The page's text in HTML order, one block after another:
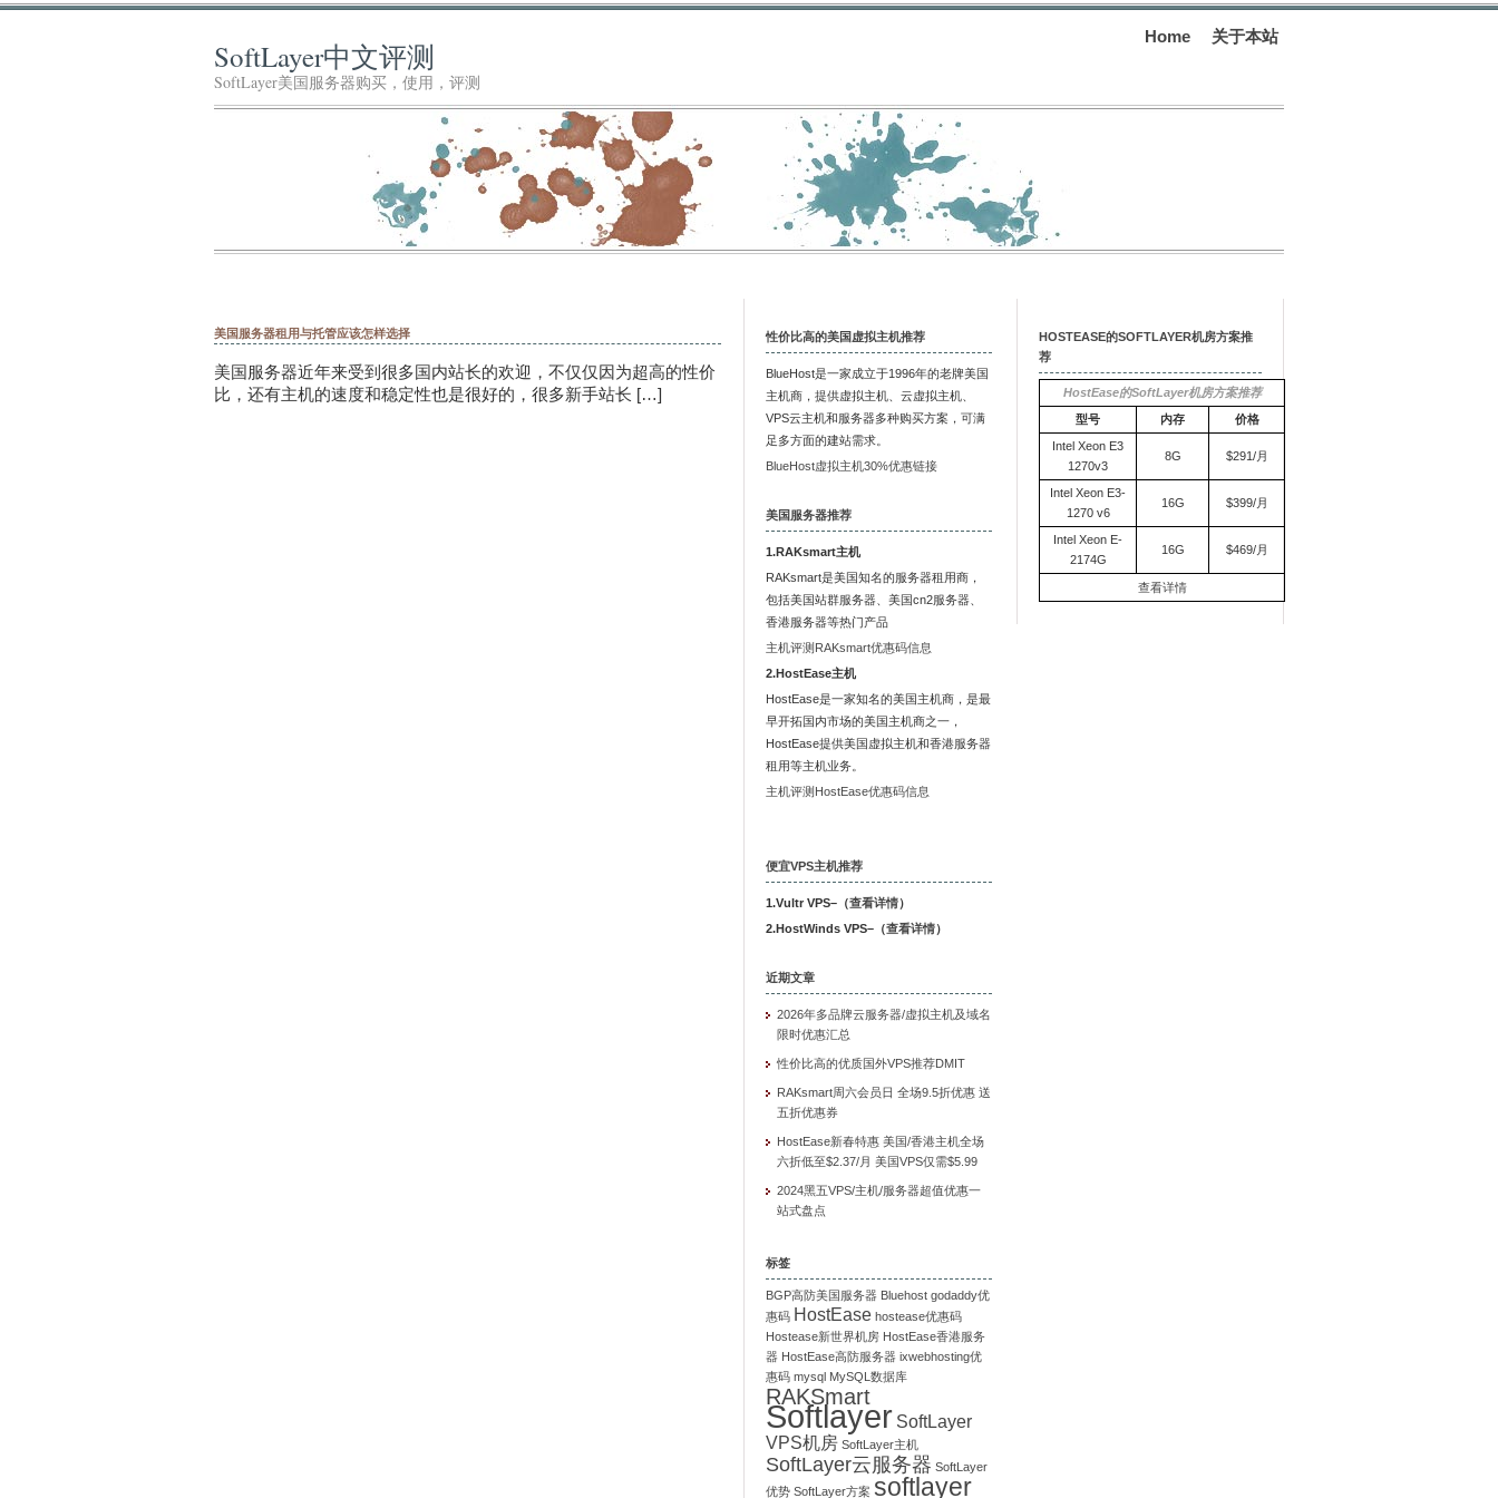
Home 关于本站
SoftLayer中文评测
SoftLayer美国服务器购买，使用，评测
美国服务器租用与托管应该怎样选择
美国服务器近年来受到很多国内站长的欢迎，不仅仅因为超高的性价
比，还有主机的速度和稳定性也是很好的，很多新手站长 […]
性价比高的美国虚拟主机推荐
BlueHost是一家成立于1996年的老牌美国
主机商，提供虚拟主机、云虚拟主机、
VPS云主机和服务器多种购买方案，可满
足多方面的建站需求。
BlueHost虚拟主机30%优惠链接
美国服务器推荐
1.RAKsmart主机
RAKsmart是美国知名的服务器租用商，
包括美国站群服务器、美国cn2服务器、
香港服务器等热门产品
主机评测RAKsmart优惠码信息
2.HostEase主机
HostEase是一家知名的美国主机商，是最
早开拓国内市场的美国主机商之一，
HostEase提供美国虚拟主机和香港服务器
租用等主机业务。
主机评测HostEase优惠码信息
便宜VPS主机推荐
1.Vultr VPS–（查看详情）
2.HostWinds VPS–（查看详情）
近期文章
2026年多品牌云服务器/虚拟主机及域名
限时优惠汇总
性价比高的优质国外VPS推荐DMIT
RAKsmart周六会员日 全场9.5折优惠 送
五折优惠券
HostEase新春特惠 美国/香港主机全场
六折低至$2.37/月 美国VPS仅需$5.99
2024黑五VPS/主机/服务器超值优惠一
站式盘点
标签
BGP高防美国服务器 Bluehost godaddy优
惠码 HostEase hostease优惠码
Hostease新世界机房 HostEase香港服务
器 HostEase高防服务器 ixwebhosting优
惠码 mysql MySQL数据库
RAKSmart
Softlayer SoftLayer
VPS机房 SoftLayer主机
SoftLayer云服务器 SoftLayer
优势 SoftLayer方案 softlayer
HOSTEASE的SOFTLAYER机房方案推
荐
HostEase的SoftLayer机房方案推荐
型号
内存
价格
Intel Xeon E3
1270v3
8G $291/月
Intel Xeon E3-
1270 v6
16G $399/月
Intel Xeon E-
2174G
16G $469/月
查看详情